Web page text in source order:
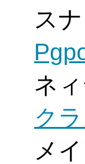
ス
ネ
ク
メ